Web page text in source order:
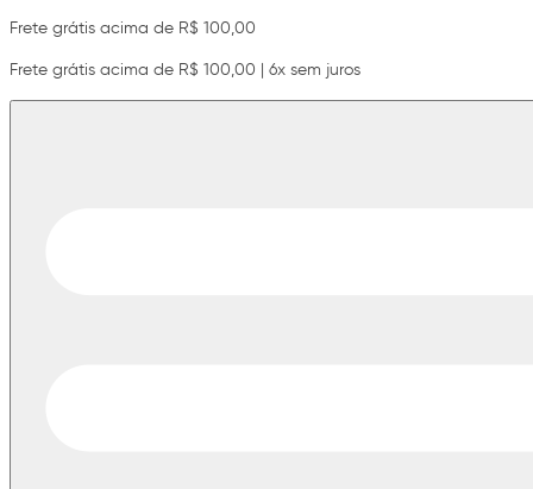
Frete grátis acima de R$ 100,00
Frete grátis acima de R$ 100,00 | 6x sem juros